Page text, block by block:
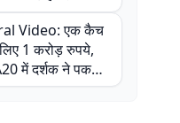
सीरीज से पहले
बाल बचे
Video: एक कैच
1 करोड़ रुपये,
में दर्शक ने पकड़ा
हाथ से गजब का कैच